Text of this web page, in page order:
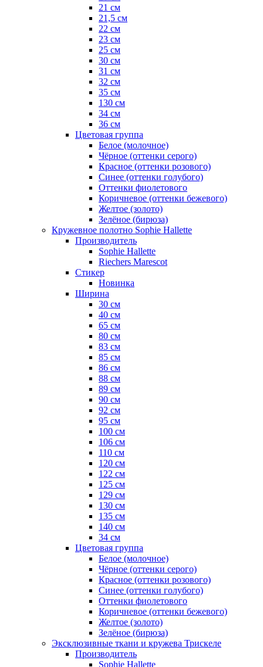
21 см
21,5 см
22 см
23 см
25 см
30 см
31 см
32 см
35 см
130 см
34 см
36 см
Цветовая группа
Белое (молочное)
Чёрное (оттенки серого)
Красное (оттенки розового)
Синее (оттенки голубого)
Оттенки фиолетового
Коричневое (оттенки бежевого)
Желтое (золото)
Зелёное (бирюза)
Кружевное полотно Sophie Hallette
Производитель
Sophie Hallette
Riechers Marescot
Стикер
Новинка
Ширина
30 см
40 см
65 см
80 см
83 см
85 см
86 см
88 см
89 см
90 см
92 см
95 см
100 см
106 см
110 см
120 см
122 см
125 см
129 см
130 см
135 см
140 см
34 см
Цветовая группа
Белое (молочное)
Чёрное (оттенки серого)
Красное (оттенки розового)
Синее (оттенки голубого)
Оттенки фиолетового
Коричневое (оттенки бежевого)
Желтое (золото)
Зелёное (бирюза)
Эксклюзивные ткани и кружева Трискеле
Производитель
Sophie Hallette